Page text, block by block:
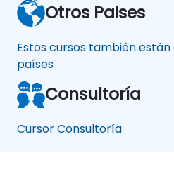
Otros Paises
Estos cursos también
países
Consultoría
Cursor Consultoría